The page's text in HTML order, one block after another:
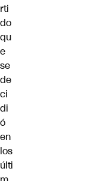
rti
do
qu
e
se
de
ci
di
ó
en
los
últi